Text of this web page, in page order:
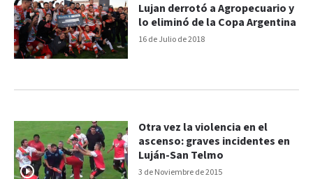
16 de Julio de 2018
Lujan derrotó a Agropecuario y
lo eliminó de la Copa Argentina
3 de Noviembre de 2015
Otra vez la violencia en el
ascenso: graves incidentes en
Luján-San Telmo